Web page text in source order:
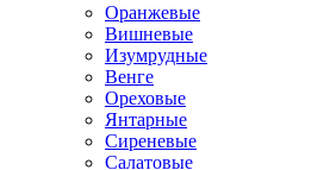
Оранжевые
Вишневые
Изумрудные
Венге
Ореховые
Янтарные
Сиреневые
Салатовые